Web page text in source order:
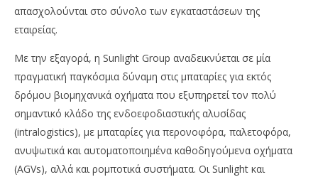
απασχολούνται στο σύνολο των εγκαταστάσεων της
εταιρείας.
Με την εξαγορά, η Sunlight Group αναδεικνύεται σε μία
πραγματική παγκόσμια δύναμη στις μπαταρίες για εκτός
δρόμου βιομηχανικά οχήματα που εξυπηρετεί τον πολύ
σημαντικό κλάδο της ενδοεφοδιαστικής αλυσίδας
(intralogistics), με μπαταρίες για περονοφόρα, παλετοφόρα,
ανυψωτικά και αυτοματοποιημένα καθοδηγούμενα οχήματα
(AGVs), αλλά και ρομποτικά συστήματα. Οι Sunlight και